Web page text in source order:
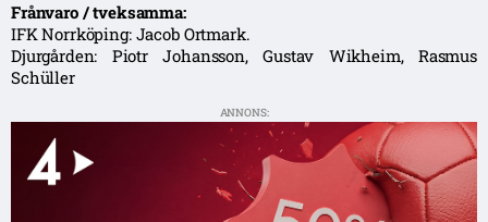
Frånvaro / tveksamma:
IFK Norrköping: Jacob Ortmark.
Djurgården: Piotr Johansson, Gustav Wikheim, Rasmus
Schüller
ANNONS: